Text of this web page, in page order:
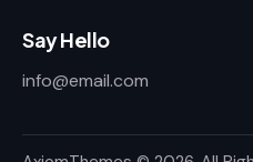
Say Hello
info@email.com